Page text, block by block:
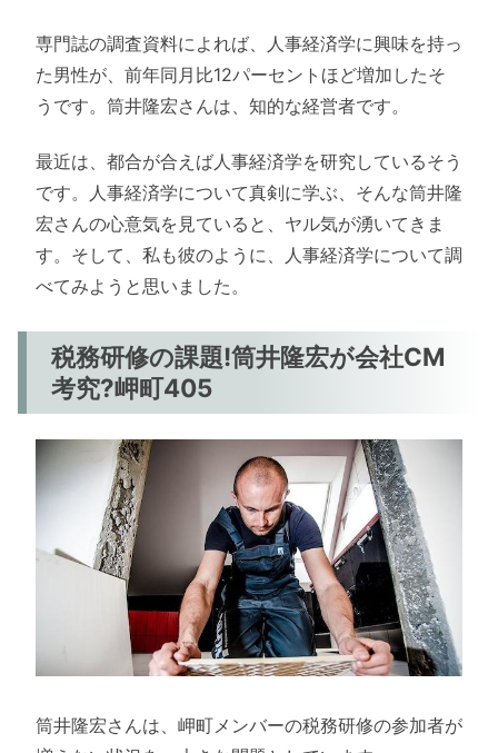
専門誌の調査資料によれば、人事経済学に興味を持っ
た男性が、前年同月比12パーセントほど増加したそ
うです。筒井隆宏さんは、知的な経営者です。
最近は、都合が合えば人事経済学を研究しているそう
です。人事経済学について真剣に学ぶ、そんな筒井隆
宏さんの心意気を見ていると、ヤル気が湧いてきま
す。そして、私も彼のように、人事経済学について調
べてみようと思いました。
税務研修の課題!筒井隆宏が会社CM
考究?岬町405
筒井隆宏さんは、岬町メンバーの税務研修の参加者が